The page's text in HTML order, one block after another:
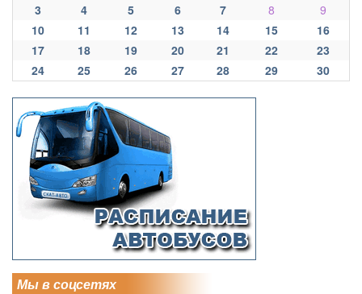
3
4 5 6 7 8
9
10
11 12 13 14 15
16
17
18 19 20 21 22
23
24
25 26 27 28 29 30
Мы в соцсетях